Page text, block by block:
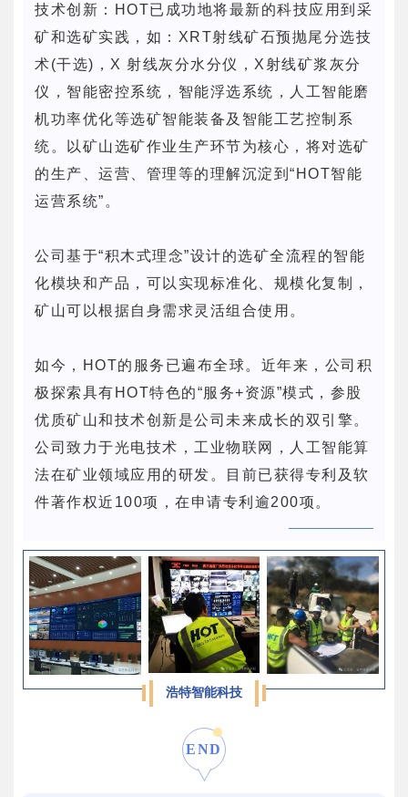
技术创新：HOT已成功地将最新的科技应用到采
矿和选矿实践，如：XRT射线矿石预抛尾分选技
术(干选)，X 射线灰分水分仪，X射线矿浆灰分
仪，智能密控系统，智能浮选系统，人工智能磨
机功率优化等选矿智能装备及智能工艺控制系
统。以矿山选矿作业生产环节为核心，将对选矿
的生产、运营、管理等的理解沉淀到“HOT智能
运营系统”。
公司基于“积木式理念”设计的选矿全流程的智能
化模块和产品，可以实现标准化、规模化复制，
矿山可以根据自身需求灵活组合使用。
如今，HOT的服务已遍布全球。近年来，公司积
极探索具有HOT特色的“服务+资源”模式，参股
优质矿山和技术创新是公司未来成长的双引擎。
公司致力于光电技术，工业物联网，人工智能算
法在矿业领域应用的研发。目前已获得专利及软
件著作权近100项，在申请专利逾200项。
浩特智能科技
END